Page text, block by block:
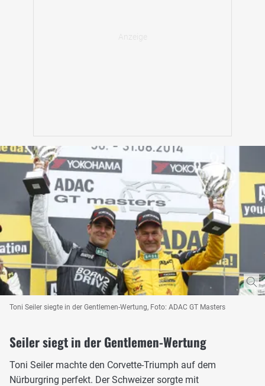
Toni Seiler siegte in der Gentlemen-Wertung, Foto: ADAC GT Masters
Seiler siegt in der Gentlemen-Wertung
Toni Seiler machte den Corvette-Triumph auf dem
Nürburgring perfekt. Der Schweizer sorgte mit